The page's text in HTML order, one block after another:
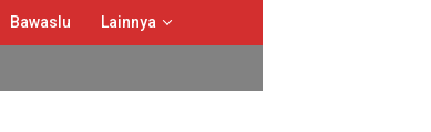
Bawaslu Lainnya